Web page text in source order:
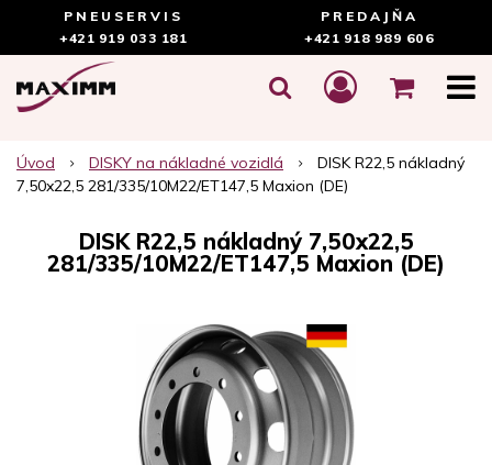
PNEUSERVIS
+421 919 033 181
PREDAJŇA
+421 918 989 606
Úvod DISKY na nákladné vozidlá
DISK R22,5 nákladný
7,50x22,5 281/335/10M22/ET147,5 Maxion (DE)
DISK R22,5 nákladný 7,50x22,5
281/335/10M22/ET147,5 Maxion (DE)